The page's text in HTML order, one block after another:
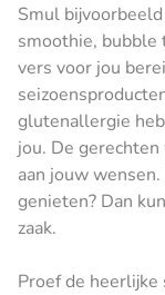
Smul
smoothie, bubble
vers voor jou
glutenallergie
jou. De
aan jouw
genieten? Dan
zaak.
Proef de